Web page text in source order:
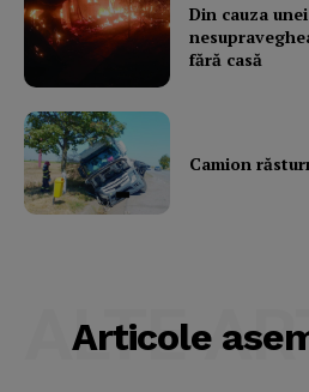
Din cauza
fără casă
Camion
Articole
ALTE